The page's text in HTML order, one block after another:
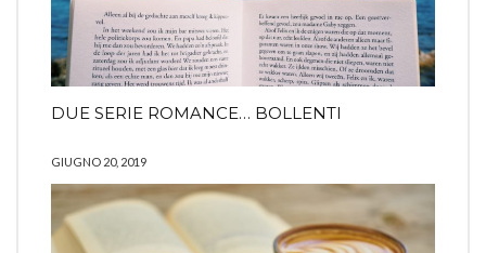
DUE SERIE ROMANCE… BOLLENTI
GIUGNO 20, 2019